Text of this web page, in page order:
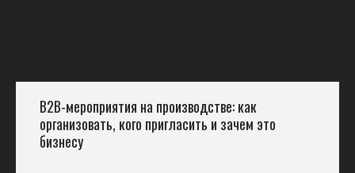
B2B-мероприятия на производстве: как
организовать, кого пригласить и зачем это
бизнесу